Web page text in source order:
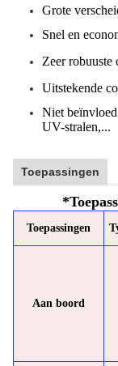
Grote
Snel en
Zeer robuuste
Uitstekende
Niet beïnvloed
UV-stralen,...
Toepassingen
*
Toepassingen
Aan boord